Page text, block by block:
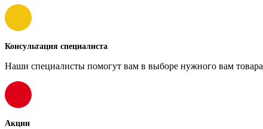
Консультация специалиста
Наши специалисты помогут вам в выборе нужного вам товара
Акции